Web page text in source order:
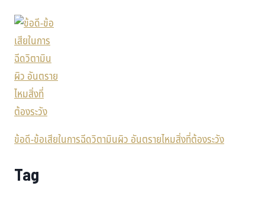
ข้อดี-ข้อเสียในการฉีดวิตามินผิว อันตรายไหมสิ่งที่ต้องระวัง
Tag